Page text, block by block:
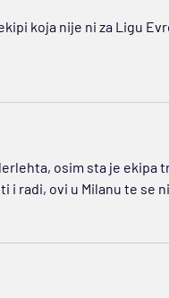
koja nije ni za Ligu
osim sta je ekipa
radi, ovi u Milanu te se